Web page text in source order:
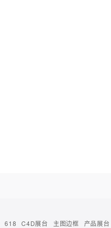
618 C4D展台 主图边框 产品展台